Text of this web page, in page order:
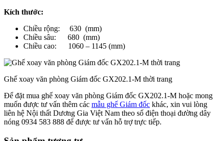
Kích thước:
Chiều rộng: 630 (mm)
Chiều sâu: 680 (mm)
Chiều cao: 1060 – 1145 (mm)
Ghế xoay văn phòng Giám đốc GX202.1-M thời trang
Để đặt mua ghế xoay văn phòng Giám đốc GX202.1-M hoặc mong
muốn được tư vấn thêm các mẫu ghế Giám đốc khác, xin vui lòng
liên hệ Nội thất Dương Gia Việt Nam theo số điện thoại đường dây
nóng 0934 583 888 để được tư vấn hỗ trợ trực tiếp.